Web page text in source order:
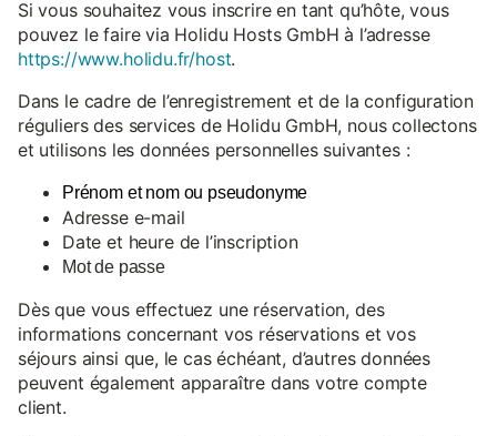
Si vous souhaitez vous inscrire en tant qu’hôte, vous
pouvez le faire via Holidu Hosts GmbH à l’adresse
https://www.holidu.fr/host.
Dans le cadre de l’enregistrement et de la configuration
réguliers des services de Holidu GmbH, nous collectons
et utilisons les données personnelles suivantes :
Prénom et nom ou pseudonyme
Adresse e-mail
Date et heure de l’inscription
Mot de passe
Dès que vous effectuez une réservation, des
informations concernant vos réservations et vos
séjours ainsi que, le cas échéant, d’autres données
peuvent également apparaître dans votre compte
client.